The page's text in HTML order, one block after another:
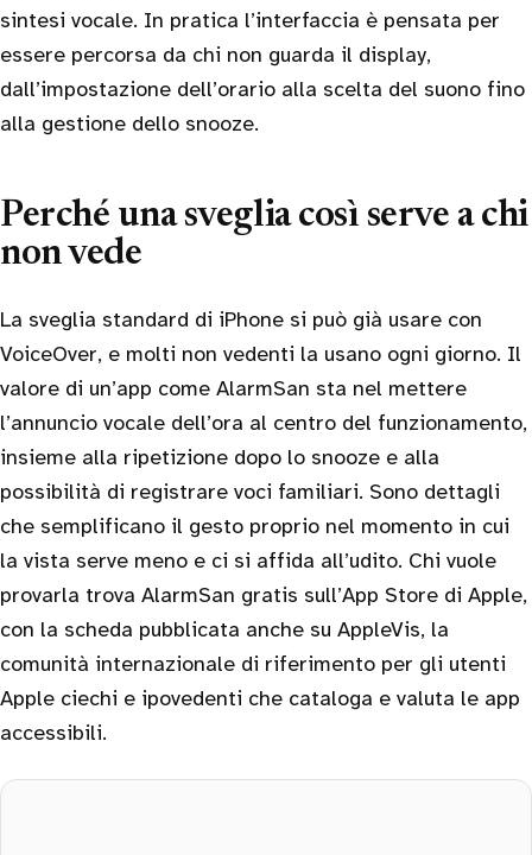
sintesi vocale. In pratica l’interfaccia è pensata per
essere percorsa da chi non guarda il display,
dall’impostazione dell’orario alla scelta del suono fino
alla gestione dello snooze.
Perché una sveglia così serve a chi
non vede
La sveglia standard di iPhone si può già usare con
VoiceOver, e molti non vedenti la usano ogni giorno. Il
valore di un’app come AlarmSan sta nel mettere
l’annuncio vocale dell’ora al centro del funzionamento,
insieme alla ripetizione dopo lo snooze e alla
possibilità di registrare voci familiari. Sono dettagli
che semplificano il gesto proprio nel momento in cui
la vista serve meno e ci si affida all’udito. Chi vuole
provarla trova AlarmSan gratis sull’App Store di Apple,
con la scheda pubblicata anche su AppleVis, la
comunità internazionale di riferimento per gli utenti
Apple ciechi e ipovedenti che cataloga e valuta le app
accessibili.